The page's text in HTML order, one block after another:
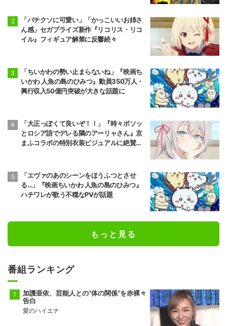
「バチクソに可愛い」「かっこいいお姉さ
ん感」セガプライズ新作『リコリス・リコ
イル』フィギュア解禁に反響続々
「ちいかわの勢い止まらないね」『映画ち
いかわ 人魚の島のひみつ』動員350万人・
興行収入50億円突破が大きな話題に
「大正っぽくて良いぞ！！」『時々ボソッ
とロシア語でデレる隣のアーリャさん』京
まふコラボの特別衣装ビジュアルに絶賛の
「エヴァのあのシーンをほうふつとさせ
る…」『映画ちいかわ 人魚の島のひみつ』
ハチワレが歌う不穏なPVが話題
もっと見る
番組ランキング
加護亜依、芸能人との“体の関係”を赤裸々
告白
愛のハイエナ